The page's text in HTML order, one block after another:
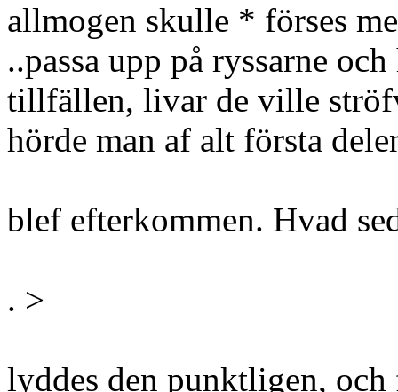
allmogen skulle * förses
..passa upp på ryssarne
tillfällen, livar de ville
hörde man af alt första
blef efterkommen. Hvad
. >
lyddes den punktligen, och